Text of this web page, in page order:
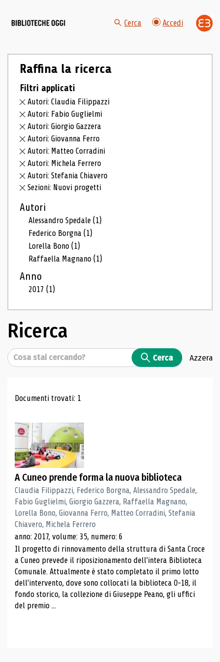
Cerca Accedi
Raffina la ricerca
Filtri applicati
Autori: Claudia Filippazzi
Autori: Fabio Guglielmi
Autori: Giorgio Gazzera
Autori: Giovanna Ferro
Autori: Matteo Corradini
Autori: Michela Ferrero
Autori: Stefania Chiavero
Sezioni: Nuovi progetti
Autori
Alessandro Spedale(1)
Federico Borgna(1)
Lorella Bono(1)
Raffaella Magnano(1)
Anno
2017(1)
Ricerca
Cerca Cerca Azzera
Risultati di ricerca
Documenti trovati: 1
A Cuneo prende forma la nuova biblioteca
Claudia Filippazzi, Federico Borgna, Alessandro Spedale,
Fabio Guglielmi, Giorgio Gazzera, Raffaella Magnano,
Lorella Bono, Giovanna Ferro, Matteo Corradini, Stefania
Chiavero, Michela Ferrero
anno: 2017, volume: 35, numero: 6
Il progetto di rinnovamento della struttura di Santa Croce
a Cuneo prevede il riposizionamento dell'intera Biblioteca
Comunale. Attualmente è stato completato il primo lotto
dell'intervento, dove sono collocati la biblioteca 0-18, il
fondo storico, la collezione di Giuseppe Peano, gli uffici
del premio ...